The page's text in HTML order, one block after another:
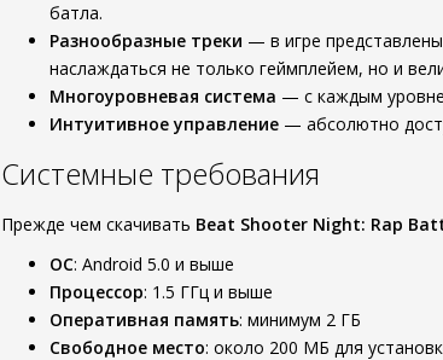
батла.
Разнообразные треки — в игре
наслаждаться не только геймплейем, но и
Многоуровневая система — с каждым
Интуитивное управление — абсолютно
Системные требования
Прежде чем скачивать Beat Shooter Night: Rap
ОС: Android 5.0 и выше
Процессор: 1.5 ГГц и выше
Оперативная память: минимум 2 ГБ
Свободное место: около 200 МБ для